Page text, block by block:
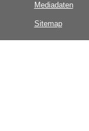
Mediadaten
Sitemap